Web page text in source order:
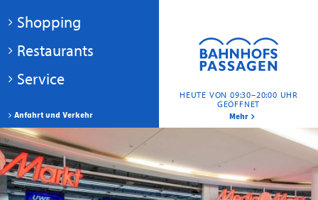
HEUTE VON 09:30–20:00 UHR
GEÖFFNET
Mehr
Anfahrt und Verkehr
Shopping
Restaurants
Service